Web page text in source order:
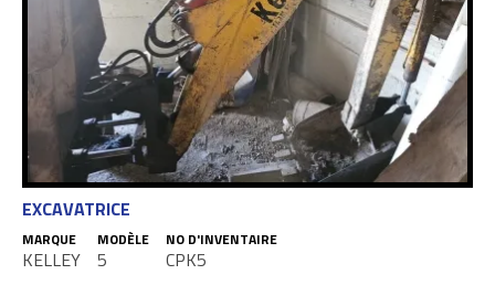
EXCAVATRICE
MARQUE
KELLEY
MODÈLE
5
NO D'INVENTAIRE
CPK5